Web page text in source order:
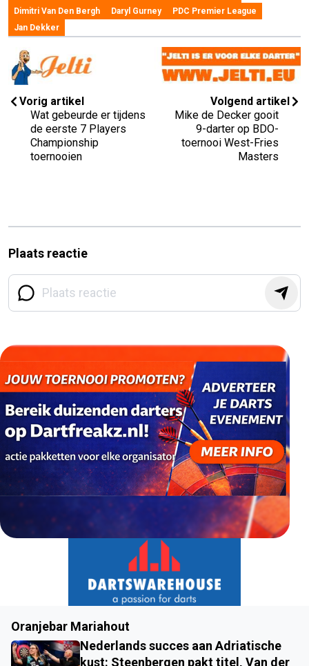
Dimitri Van Den Bergh
Daryl Gurney
PDC Premier League
Jan Dekker
Vorig artikel
Wat gebeurde er tijdens
de eerste 7 Players
Championship
toernooien
Volgend artikel
Mike de Decker gooit
9-darter op BDO-
toernooi West-Fries
Masters
Plaats reactie
Oranjebar Mariahout
Nederlands succes aan Adriatische
kust: Steenbergen pakt titel, Van der